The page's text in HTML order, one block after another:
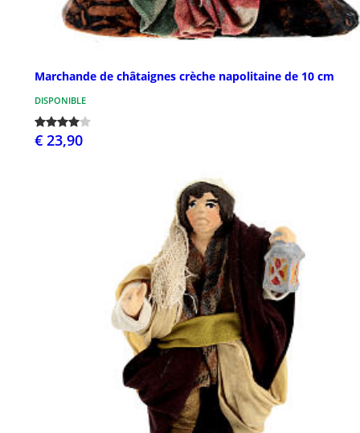
Marchande de châtaignes crèche napolitaine de 10 cm
DISPONIBLE
€ 23,90